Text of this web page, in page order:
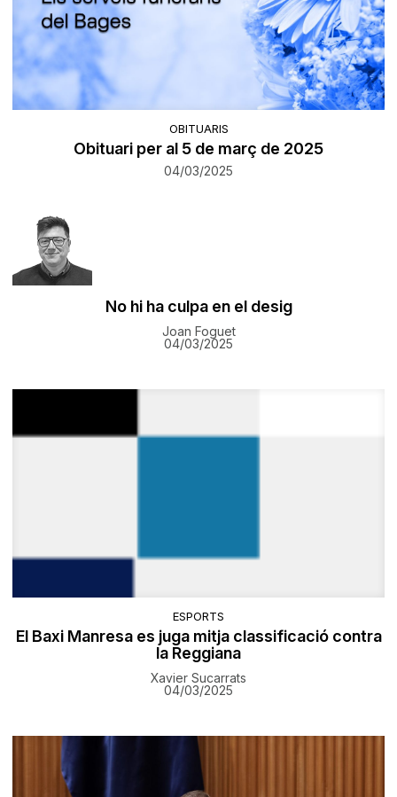
OBITUARIS
Obituari per al 5 de març de 2025
04/03/2025
No hi ha culpa en el desig
Joan Foguet
04/03/2025
ESPORTS
El Baxi Manresa es juga mitja classificació contra
la Reggiana
Xavier Sucarrats
04/03/2025